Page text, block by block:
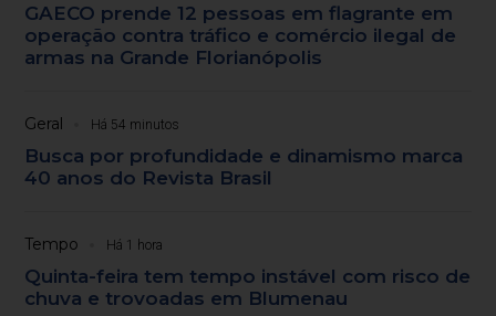
GAECO prende 12 pessoas em flagrante em
operação contra tráfico e comércio ilegal de
armas na Grande Florianópolis
Geral Há 54 minutos
Busca por profundidade e dinamismo marca
40 anos do Revista Brasil
Tempo Há 1 hora
Quinta-feira tem tempo instável com risco de
chuva e trovoadas em Blumenau